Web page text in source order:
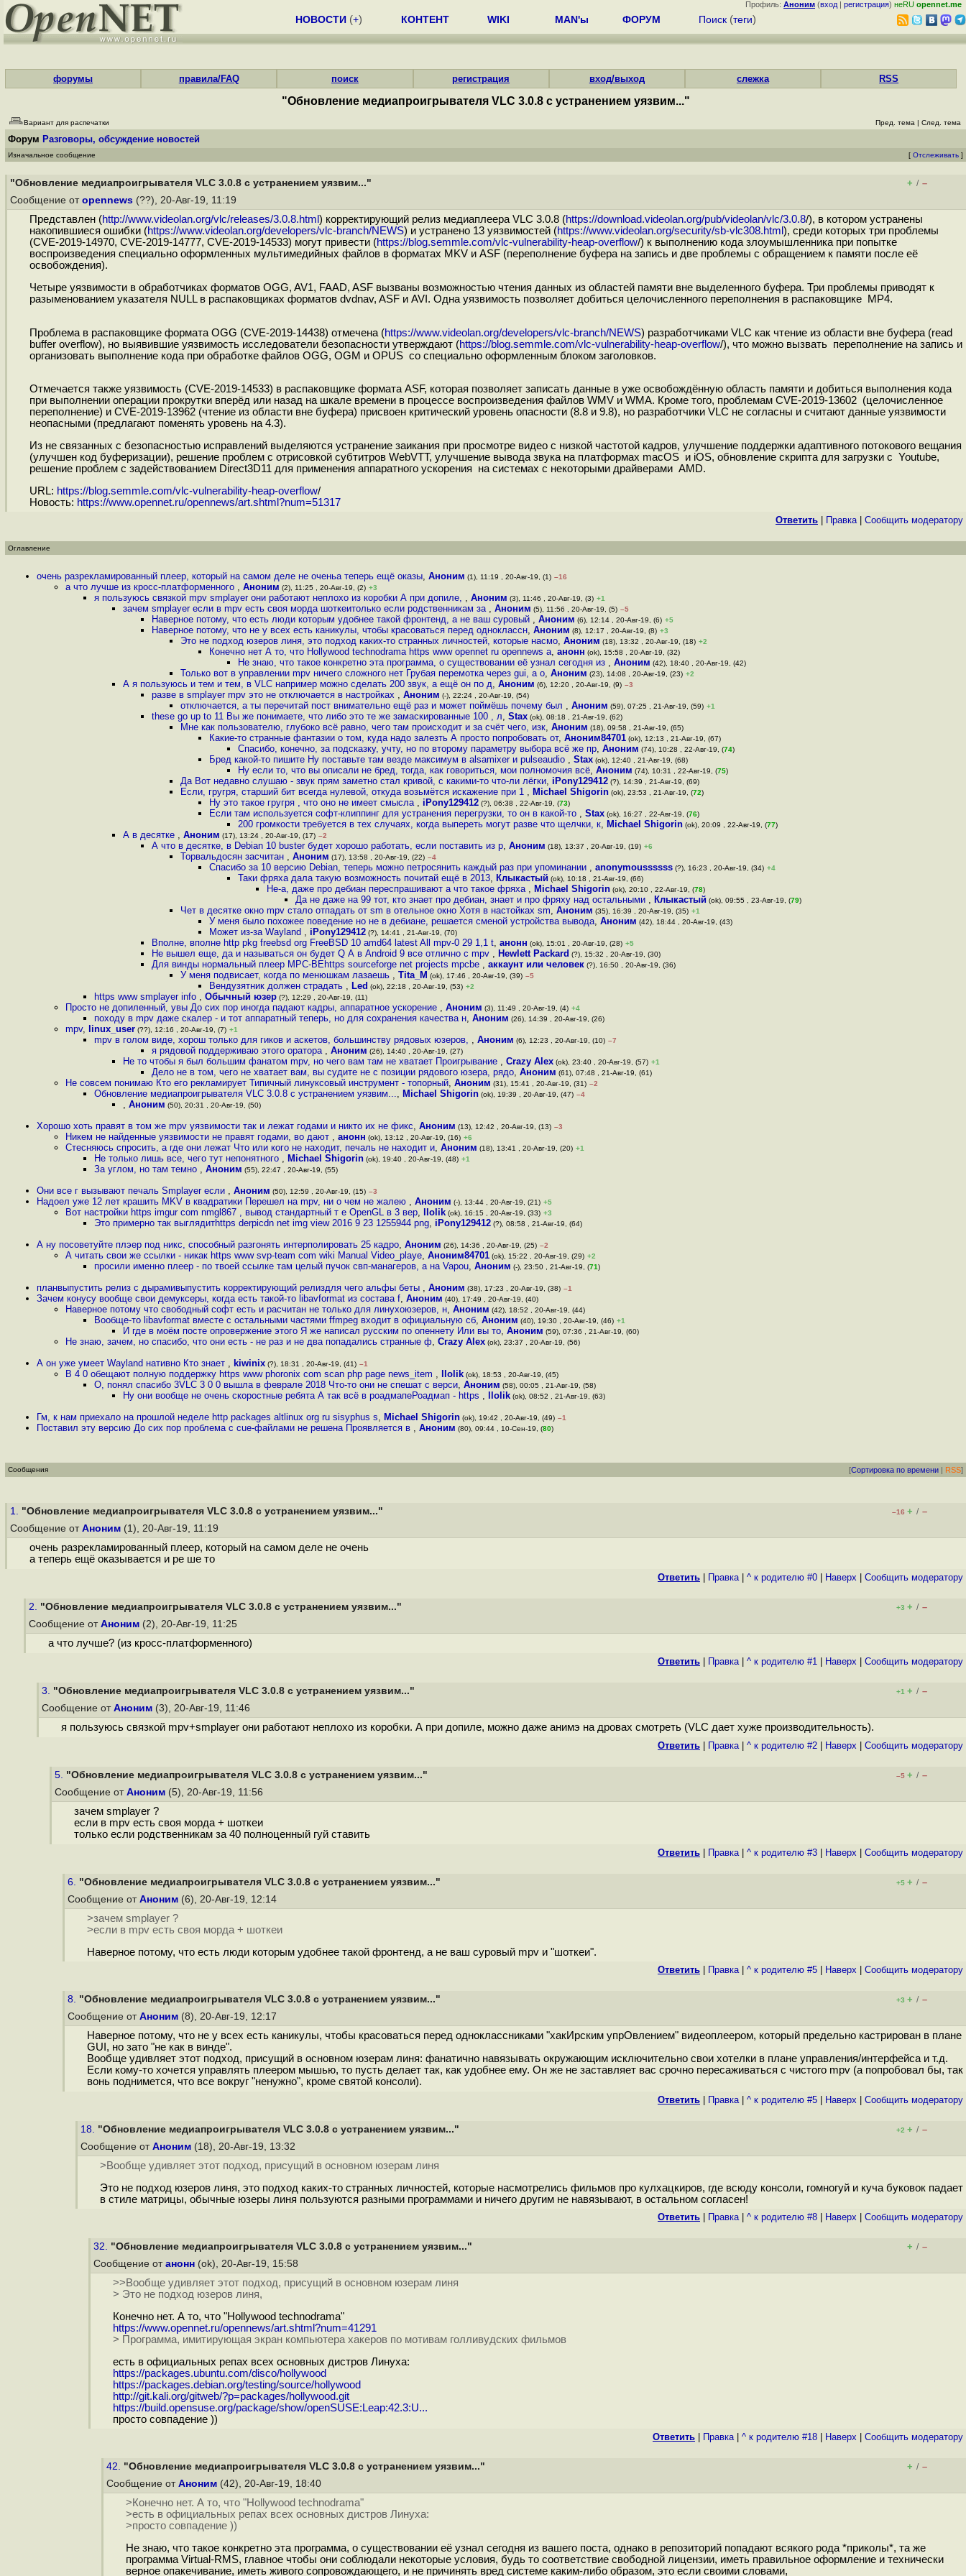
Профиль: Аноним (вход | регистрация) неRU opennet.me
НОВОСТИ (+) КОНТЕНТ WIKI MAN'ы ФОРУМ Поиск (теги)
форумы правила/FAQ поиск регистрация вход/выход слежка RSS
"Обновление медиапроигрывателя VLC 3.0.8 с устранением уязвим..."
Вариант для распечатки Пред. тема | След. тема
Форум Разговоры, обсуждение новостей
Изначальное сообщение [ Отслеживать ]
"Обновление медиапроигрывателя VLC 3.0.8 с устранением уязвим..." + / –
Сообщение от opennews (??), 20-Авг-19, 11:19
Представлен (http://www.videolan.org/vlc/releases/3.0.8.html ) корректирующий релиз медиаплеера VLC 3.0.8 (https://download.videolan.org/pub/videolan/vlc/3.0.8/), в котором устранены
накопившиеся ошибки (https://www.videolan.org/developers/vlc-branch/NEWS) и устранено 13 уязвимостей (https://www.videolan.org/security/sb-vlc308.html ), среди которых три проблемы
(CVE-2019-14970, CVE-2019-14777, CVE-2019-14533) могут привести (https://blog.semmle.com/vlc-vulnerability-heap-overflow/) к выполнению кода злоумышленника при попытке
воспроизведения специально оформленных мультимедийных файлов в форматах MKV и ASF (переполнение буфера на запись и две проблемы с обращением к памяти после её
освобождения).
Четыре уязвимости в обработчиках форматов OGG, AV1, FAAD, ASF вызваны возможностью чтения данных из областей памяти вне выделенного буфера. Три проблемы приводят к
разыменованием указателя NULL в распаковщиках форматов dvdnav, ASF и AVI. Одна уязвимость позволяет добиться целочисленного переполнения в распаковщике MP4.
Проблема в распаковщике формата OGG (CVE-2019-14438) отмечена (https://www.videolan.org/developers/vlc-branch/NEWS) разработчиками VLC как чтение из области вне буфера (read
buffer overflow), но выявившие уязвимость исследователи безопасности утверждают (https://blog.semmle.com/vlc-vulnerability-heap-overflow/), что можно вызвать переполнение на запись и
организовать выполнение кода при обработке файлов OGG, OGM и OPUS со специально оформленным блоком заголовков.
Отмечается также уязвимость (CVE-2019-14533) в распаковщике формата ASF, которая позволяет записать данные в уже освобождённую область памяти и добиться выполнения кода
при выполнении операции прокрутки вперёд или назад на шкале времени в процессе воспроизведения файлов WMV и WMA. Кроме того, проблемам CVE-2019-13602 (целочисленное
переполнение) и CVE-2019-13962 (чтение из области вне буфера) присвоен критический уровень опасности (8.8 и 9.8), но разработчики VLC не согласны и считают данные уязвимости
неопасными (предлагают поменять уровень на 4.3).
Из не связанных с безопасностью исправлений выделяются устранение заикания при просмотре видео с низкой частотой кадров, улучшение поддержки адаптивного потокового вещания
(улучшен код буферизации), решение проблем с отрисовкой субтитров WebVTT, улучшение вывода звука на платформах macOS и iOS, обновление скрипта для загрузки с Youtube,
решение проблем с задействованием Direct3D11 для применения аппаратного ускорения на системах с некоторыми драйверами AMD.
URL: https://blog.semmle.com/vlc-vulnerability-heap-overflow/
Новость: https://www.opennet.ru/opennews/art.shtml?num=51317
Ответить Правка| Cообщить модератору
Оглавление
очень разрекламированный плеер, который на самом деле не оченьа теперь ещё оказы, Аноним (1), 11:19 , 20-Авг-19, (1) –16
а что лучше из кросс-платформенного , Аноним (2), 11:25 , 20-Авг-19, (2) +3
я пользуюсь связкой mpv smplayer они работают неплохо из коробки А при допиле, , Аноним (3), 11:46 , 20-Авг-19, (3) +1
зачем smplayer если в mpv есть своя морда шоткеитолько если родственникам за , Аноним (5), 11:56 , 20-Авг-19, (5) –5
Наверное потому, что есть люди которым удобнее такой фронтенд, а не ваш суровый , Аноним (6), 12:14 , 20-Авг-19, (6) +5
Наверное потому, что не у всех есть каникулы, чтобы красоваться перед одноклассн, Аноним (8), 12:17 , 20-Авг-19, (8) +3
Это не подход юзеров линя, это подход каких-то странных личностей, которые насмо, Аноним (18), 13:32 , 20-Авг-19, (18) +2
Конечно нет А то, что Hollywood technodrama https www opennet ru opennews a, анонн (ok), 15:58 , 20-Авг-19, (32)
Не знаю, что такое конкретно эта программа, о существовании её узнал сегодня из , Аноним (42), 18:40 , 20-Авг-19, (42)
Только вот в управлении mpv ничего сложного нет Грубая перемотка через gui, а о, Аноним (23), 14:08 , 20-Авг-19, (23) +2
А я пользуюсь и тем и тем, в VLC например можно сделать 200 звук, а ещё он по д, Аноним (6), 12:20 , 20-Авг-19, (9) –3
разве в smplayer mpv это не отключается в настройках , Аноним (-), 22:24 , 20-Авг-19, (54)
отключается, а ты перечитай пост внимательно ещё раз и может поймёшь почему был , Аноним (59), 07:25 , 21-Авг-19, (59) +1
these go up to 11 Вы же понимаете, что либо это те же замаскированные 100 , л, Stax (ok), 08:18 , 21-Авг-19, (62)
Мне как пользователю, глубоко всё равно, чего там происходит и за счёт чего, изк, Аноним (18), 09:58 , 21-Авг-19, (65)
Какие-то странные фантазии о том, куда надо залезть А просто попробовать от, Аноним84701 (ok), 12:13 , 21-Авг-19, (67)
Спасибо, конечно, за подсказку, учту, но по второму параметру выбора всё же пр, Аноним (74), 10:28 , 22-Авг-19, (74)
Бред какой-то пишите Ну поставьте там везде максимум в alsamixer и pulseaudio , Stax (ok), 12:40 , 21-Авг-19, (68)
Ну если то, что вы описали не бред, тогда, как говориться, мои полномочия всё, Аноним (74), 10:31 , 22-Авг-19, (75)
Да Вот недавно слушаю - звук прям заметно стал кривой, с какими-то что-ли лёгки, iPony129412 (?), 14:39 , 21-Авг-19, (69)
Если, гругря, старший бит всегда нулевой, откуда возьмётся искажение при 1 , Michael Shigorin (ok), 23:53 , 21-Авг-19, (72)
Ну это такое гругря , что оно не имеет смысла , iPony129412 (?), 06:38 , 22-Авг-19, (73)
Если там используется софт-клиппинг для устранения перегрузки, то он в какой-то , Stax (ok), 16:27 , 22-Авг-19, (76)
200 громкости требуется в тех случаях, когда выпереть могут разве что щелчки, к, Michael Shigorin (ok), 20:09 , 22-Авг-19, (77)
А в десятке , Аноним (17), 13:24 , 20-Авг-19, (17) –2
А что в десятке, в Debian 10 buster будет хорошо работать, если поставить из р, Аноним (18), 13:37 , 20-Авг-19, (19) +6
Торвальдосян засчитан , Аноним (17), 13:58 , 20-Авг-19, (22) –4
Спасибо за 10 версию Debian, теперь можно петросянить каждый раз при упоминании , anonymoussssss (?), 16:23 , 20-Авг-19, (34) +4
Таки фряха дала такую возможность почитай ещё в 2013, Клыкастый (ok), 10:18 , 21-Авг-19, (66)
Не-а, даже про дебиан переспрашивают а что такое фряха , Michael Shigorin (ok), 20:10 , 22-Авг-19, (78)
Да не даже на 99 тот, кто знает про дебиан, знает и про фряху над остальными , Клыкастый (ok), 09:55 , 23-Авг-19, (79)
Чет в десятке окно mpv стало отпадать от sm в отельное окно Хотя в настойках sm, Аноним (35), 16:39 , 20-Авг-19, (35) +1
У меня было похожее поведение но не в дебиане, решается сменой устройства вывода, Аноним (42), 18:44 , 20-Авг-19, (43)
Может из-за Wayland , iPony129412 (?), 14:41 , 21-Авг-19, (70)
Вполне, вполне http pkg freebsd org FreeBSD 10 amd64 latest All mpv-0 29 1,1 t, анонн (ok), 15:01 , 20-Авг-19, (28) +5
Не вышел еще, да и называться он будет Q А в Android 9 все отлично с mpv , Hewlett Packard (?), 15:32 , 20-Авг-19, (30)
Для винды нормальный плеер MPC-BEhttps sourceforge net projects mpcbe , аккаунт или человек (?), 16:50 , 20-Авг-19, (36)
У меня подвисает, когда по менюшкам лазаешь , Tita_M (ok), 17:46 , 20-Авг-19, (39) –5
Вендузятник должен страдать , Led (ok), 22:18 , 20-Авг-19, (53) +2
https www smplayer info , Обычный юзер (?), 12:29 , 20-Авг-19, (11)
Просто не допиленный, увы До сих пор иногда падают кадры, аппаратное ускорение , Аноним (3), 11:49 , 20-Авг-19, (4) +4
походу в mpv даже скалер - и тот аппаратный теперь, но для сохранения качества н, Аноним (26), 14:39 , 20-Авг-19, (26)
mpv, linux_user (??), 12:16 , 20-Авг-19, (7) +1
mpv в голом виде, хорош только для гиков и аскетов, большинству рядовых юзеров, , Аноним (6), 12:23 , 20-Авг-19, (10) –7
я рядовой поддерживаю этого оратора , Аноним (26), 14:40 , 20-Авг-19, (27)
Не то чтобы я был большим фанатом mpv, но чего вам там не хватает Проигрывание , Crazy Alex (ok), 23:40 , 20-Авг-19, (57) +1
Дело не в том, чего не хватает вам, вы судите не с позиции рядового юзера, рядо, Аноним (61), 07:48 , 21-Авг-19, (61)
Не совсем понимаю Кто его рекламирует Типичный линуксовый инструмент - топорный, Аноним (31), 15:41 , 20-Авг-19, (31) –2
Обновление медиапроигрывателя VLC 3.0.8 с устранением уязвим..., Michael Shigorin (ok), 19:39 , 20-Авг-19, (47) –4
, Аноним (50), 20:31 , 20-Авг-19, (50)
Хорошо хоть правят в том же mpv уязвимости так и лежат годами и никто их не фикс, Аноним (13), 12:42 , 20-Авг-19, (13) –3
Никем не найденные уязвимости не правят годами, во дают , анонн (ok), 13:12 , 20-Авг-19, (16) +6
Стесняюсь спросить, а где они лежат Что или кого не находит, печаль не находит и, Аноним (18), 13:41 , 20-Авг-19, (20) +1
Не только лишь все, чего тут непонятного , Michael Shigorin (ok), 19:40 , 20-Авг-19, (48) +1
За углом, но там темно , Аноним (55), 22:47 , 20-Авг-19, (55)
Они все г вызывают печаль Smplayer если , Аноним (50), 12:59 , 20-Авг-19, (15) –3
Надоел уже 12 лет крашить MKV в квадратики Перешел на mpv, ни о чем не жалею , Аноним (-), 13:44 , 20-Авг-19, (21) +5
Вот настройки https imgur com nmgl867 , вывод стандартный т е OpenGL в 3 вер, llolik (ok), 16:15 , 20-Авг-19, (33) +3
Это примерно так выглядитhttps derpicdn net img view 2016 9 23 1255944 png, iPony129412 (?), 08:58 , 21-Авг-19, (64)
А ну посоветуйте плэер под никс, способный разгонять интерполировать 25 кадро, Аноним (26), 14:36 , 20-Авг-19, (25) –2
А читать свои же ссылки - никак https www svp-team com wiki Manual Video_playe, Аноним84701 (ok), 15:22 , 20-Авг-19, (29) +2
просили именно плеер - по твоей ссылке там целый пучок свп-манагеров, а на Vapou, Аноним (-), 23:50 , 21-Авг-19, (71)
планвыпустить релиз с дырамивыпустить корректирующий релиздля чего альфы беты , Аноним (38), 17:23 , 20-Авг-19, (38) –1
Зачем конусу вообще свои демуксеры, когда есть такой-то libavformat из состава f, Аноним (40), 17:49 , 20-Авг-19, (40)
Наверное потому что свободный софт есть и расчитан не только для линухоюзеров, н, Аноним (42), 18:52 , 20-Авг-19, (44)
Вообще-то libavformat вместе с остальными частями ffmpeg входит в официальную сб, Аноним (40), 19:30 , 20-Авг-19, (46) +1
И где в моём посте опровержение этого Я же написал русским по опеннету Или вы то, Аноним (59), 07:36 , 21-Авг-19, (60)
Не знаю, зачем, но спасибо, что они есть - не раз и не два попадались странные ф, Crazy Alex (ok), 23:37 , 20-Авг-19, (56)
А он уже умеет Wayland нативно Кто знает , kiwinix (?), 18:31 , 20-Авг-19, (41) –1
В 4 0 обещают полную поддержку https www phoronix com scan php page news_item , llolik (ok), 18:53 , 20-Авг-19, (45)
О, понял спасибо 3VLC 3 0 0 вышла в феврале 2018 Что-то они не спешат с верси, Аноним (58), 00:05 , 21-Авг-19, (58)
Ну они вообще не очень скоростные ребята А так всё в роадмапеРоадмап - https , llolik (ok), 08:52 , 21-Авг-19, (63)
Гм, к нам приехало на прошлой неделе http packages altlinux org ru sisyphus s, Michael Shigorin (ok), 19:42 , 20-Авг-19, (49) –1
Поставил эту версию До сих пор проблема с cue-файлами не решена Проявляется в , Аноним (80), 09:44 , 10-Сен-19, (80)
Сообщения [Сортировка по времени | RSS]
1. "Обновление медиапроигрывателя VLC 3.0.8 с устранением уязвим..." –16 + / –
Сообщение от Аноним (1), 20-Авг-19, 11:19
очень разрекламированный плеер, который на самом деле не очень
а теперь ещё оказывается и ре ше то
Ответить Правка| ^ к родителю #0 Наверх Cообщить модератору
2. "Обновление медиапроигрывателя VLC 3.0.8 с устранением уязвим..." +3 + / –
Сообщение от Аноним (2), 20-Авг-19, 11:25
а что лучше? (из кросс-платформенного)
Ответить Правка| ^ к родителю #1 Наверх Cообщить модератору
3. "Обновление медиапроигрывателя VLC 3.0.8 с устранением уязвим..." +1 + / –
Сообщение от Аноним (3), 20-Авг-19, 11:46
я пользуюсь связкой mpv+smplayer они работают неплохо из коробки. А при допиле, можно даже анимэ на дровах смотреть (VLC дает хуже производительность).
Ответить Правка| ^ к родителю #2 Наверх Cообщить модератору
5. "Обновление медиапроигрывателя VLC 3.0.8 с устранением уязвим..." –5 + / –
Сообщение от Аноним (5), 20-Авг-19, 11:56
зачем smplayer ?
если в mpv есть своя морда + шоткеи
только если родственникам за 40 полноценный гуй ставить
Ответить Правка| ^ к родителю #3 Наверх Cообщить модератору
6. "Обновление медиапроигрывателя VLC 3.0.8 с устранением уязвим..." +5 + / –
Сообщение от Аноним (6), 20-Авг-19, 12:14
>зачем smplayer ?
>если в mpv есть своя морда + шоткеи
Наверное потому, что есть люди которым удобнее такой фронтенд, а не ваш суровый mpv и "шоткеи".
Ответить Правка| ^ к родителю #5 Наверх Cообщить модератору
8. "Обновление медиапроигрывателя VLC 3.0.8 с устранением уязвим..." +3 + / –
Сообщение от Аноним (8), 20-Авг-19, 12:17
Наверное потому, что не у всех есть каникулы, чтобы красоваться перед одноклассниками "хакИрским упрОвлением" видеоплеером, который предельно кастрирован в плане
GUI, но зато "не как в винде".
Вообще удивляет этот подход, присущий в основном юзерам линя: фанатично навязывать окружающим исключительно свои хотелки в плане управления/интерфейса и т.д.
Если кому-то хочется управлять плеером мышью, то пусть делает так, как удобнее ему. Он же не заставляет вас срочно пересаживаться с чистого mpv (а попробовал бы, так
вонь поднимется, что все вокруг "нeнyжно", кроме святой консоли).
Ответить Правка| ^ к родителю #5 Наверх Cообщить модератору
18. "Обновление медиапроигрывателя VLC 3.0.8 с устранением уязвим..." +2 + / –
Сообщение от Аноним (18), 20-Авг-19, 13:32
>Вообще удивляет этот подход, присущий в основном юзерам линя
Это не подход юзеров линя, это подход каких-то странных личностей, которые насмотрелись фильмов про кулхацкиров, где всюду консоли, гомногуй и куча буковок падает
в стиле матрицы, обычные юзеры линя пользуются разными программами и ничего другим не навязывают, в остальном согласен!
Ответить Правка| ^ к родителю #8 Наверх Cообщить модератору
32. "Обновление медиапроигрывателя VLC 3.0.8 с устранением уязвим..." + / –
Сообщение от анонн (ok), 20-Авг-19, 15:58
>>Вообще удивляет этот подход, присущий в основном юзерам линя
> Это не подход юзеров линя,
Конечно нет. А то, что "Hollywood technodrama"
https://www.opennet.ru/opennews/art.shtml?num=41291
> Программа, имитирующая экран компьютера хакеров по мотивам голливудских фильмов
есть в официальных репах всех основных дистров Линуха:
https://packages.ubuntu.com/disco/hollywood
https://packages.debian.org/testing/source/hollywood
http://git.kali.org/gitweb/?p=packages/hollywood.git
https://build.opensuse.org/package/show/openSUSE:Leap:42.3:U...
просто совпадение ))
Ответить Правка| ^ к родителю #18 Наверх Cообщить модератору
42. "Обновление медиапроигрывателя VLC 3.0.8 с устранением уязвим..." + / –
Сообщение от Аноним (42), 20-Авг-19, 18:40
>Конечно нет. А то, что "Hollywood technodrama"
>есть в официальных репах всех основных дистров Линуха:
>просто совпадение ))
Не знаю, что такое конкретно эта программа, о существовании её узнал сегодня из вашего поста, однако в репозиторий попадают всякого рода *приколы*, та же
программа Virtual-RMS, главное чтобы они соблюдали некоторые условия, будь то соответствие свободной лицензии, иметь правильное оформление и технически
верное опакечивание, иметь живого сопровождающего, и не причинять вред системе каким-либо образом, это если своими словами,